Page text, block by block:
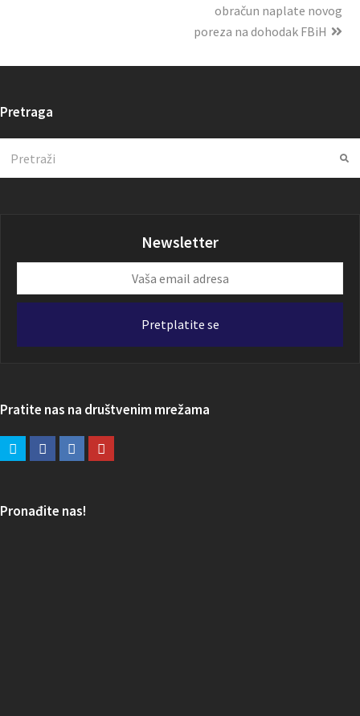
obračun naplate novog
poreza na dohodak FBiH
Pretraga
Newsletter
email
Pretplatite se
Pratite nas na društvenim mrežama
Pronađite nas!